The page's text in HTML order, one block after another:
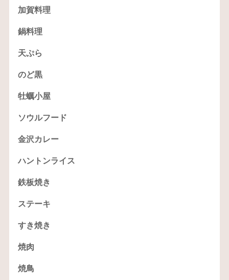
加賀料理
鍋料理
天ぷら
のど黒
牡蠣小屋
ソウルフード
金沢カレー
ハントンライス
鉄板焼き
ステーキ
すき焼き
焼肉
焼鳥